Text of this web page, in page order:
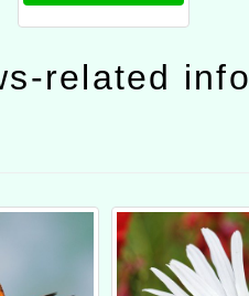
社群領導人第
3次培訓研
related